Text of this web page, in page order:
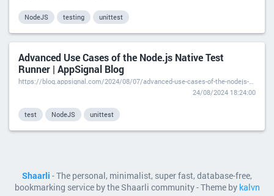
NodeJS testing unittest
Advanced Use Cases of the Node.js Native Test
Runner | AppSignal Blog
https://blog.appsignal.com/2024/08/07/advanced-use-cases-of-the-nodejs-native-test-runner.html
24/08/2024 18:24:00
test NodeJS unittest
Shaarli - The personal, minimalist, super fast, database-free,
bookmarking service by the Shaarli community - Theme by kalvn